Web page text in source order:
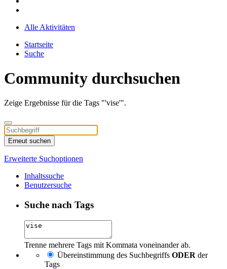
Alle Aktivitäten
Startseite
Suche
Community durchsuchen
Zeige Ergebnisse für die Tags "'vise'".
Erneut suchen
Erweiterte Suchoptionen
Inhaltssuche
Benutzersuche
Suche nach Tags
Trenne mehrere Tags mit Kommata voneinander ab.
Übereinstimmung des Suchbegriffs ODER der
Tags